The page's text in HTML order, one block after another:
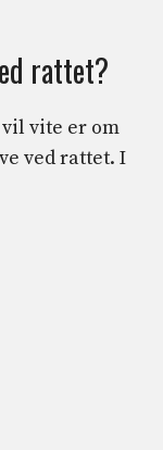
rattet?
vite er om
ved rattet. I